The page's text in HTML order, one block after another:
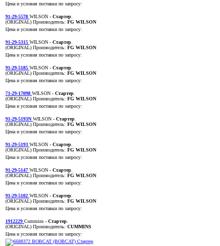
Цена и условия поставки по запросу:
91-29-5578 WILSON - Стартер.
(ORIGINAL) Производитель: FG WILSON
Цена и условия поставки по запросу:
91-29-5315 WILSON - Стартер.
(ORIGINAL) Производитель: FG WILSON
Цена и условия поставки по запросу:
91-29-5185 WILSON - Стартер.
(ORIGINAL) Производитель: FG WILSON
Цена и условия поставки по запросу:
71-29-17098 WILSON - Стартер.
(ORIGINAL) Производитель: FG WILSON
Цена и условия поставки по запросу:
91-29-5193N WILSON - Стартер.
(ORIGINAL) Производитель: FG WILSON
Цена и условия поставки по запросу:
91-29-5193 WILSON - Стартер.
(ORIGINAL) Производитель: FG WILSON
Цена и условия поставки по запросу:
91-29-5147 WILSON - Стартер.
(ORIGINAL) Производитель: FG WILSON
Цена и условия поставки по запросу:
91-29-5102 WILSON - Стартер.
(ORIGINAL) Производитель: FG WILSON
Цена и условия поставки по запросу:
1912229 Cummins - Стартер.
(ORIGINAL) Производитель: CUMMINS
Цена и условия поставки по запросу: